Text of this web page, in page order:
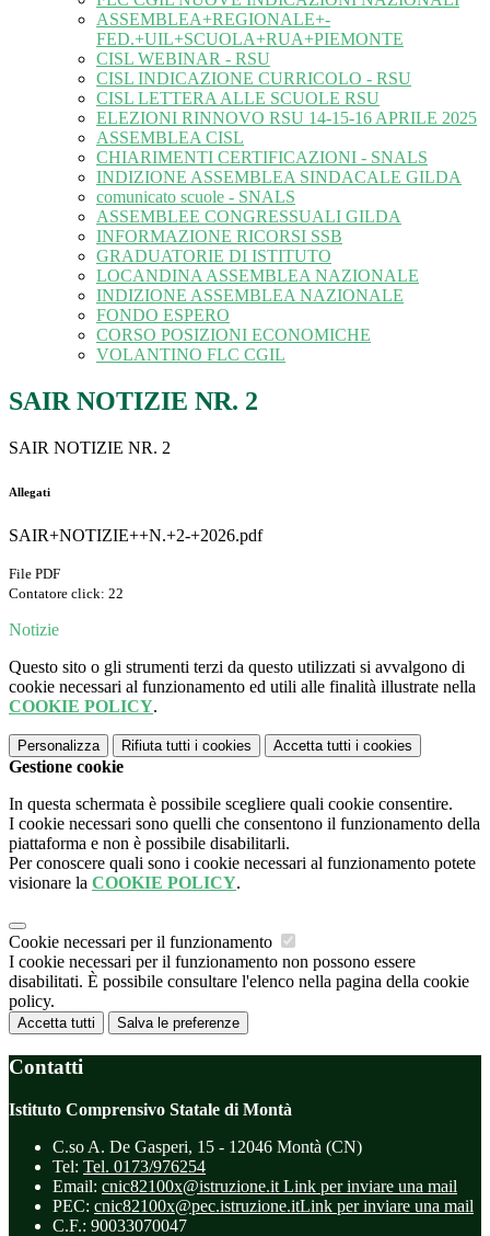
ASSEMBLEA+REGIONALE+-
FED.+UIL+SCUOLA+RUA+PIEMONTE
CISL WEBINAR - RSU
CISL INDICAZIONE CURRICOLO - RSU
CISL LETTERA ALLE SCUOLE RSU
ELEZIONI RINNOVO RSU 14-15-16 APRILE 2025
ASSEMBLEA CISL
CHIARIMENTI CERTIFICAZIONI - SNALS
INDIZIONE ASSEMBLEA SINDACALE GILDA
comunicato scuole - SNALS
ASSEMBLEE CONGRESSUALI GILDA
INFORMAZIONE RICORSI SSB
GRADUATORIE DI ISTITUTO
LOCANDINA ASSEMBLEA NAZIONALE
INDIZIONE ASSEMBLEA NAZIONALE
FONDO ESPERO
CORSO POSIZIONI ECONOMICHE
VOLANTINO FLC CGIL
SAIR NOTIZIE NR. 2
SAIR NOTIZIE NR. 2
Allegati
SAIR+NOTIZIE++N.+2-+2026.pdf
File PDF
Contatore click: 22
Notizie
Questo sito o gli strumenti terzi da questo utilizzati si avvalgono di
cookie necessari al funzionamento ed utili alle finalità illustrate nella
COOKIE POLICY.
Personalizza Rifiuta tutti i cookies Accetta tutti i cookies
Gestione cookie
In questa schermata è possibile scegliere quali cookie consentire.
I cookie necessari sono quelli che consentono il funzionamento della
piattaforma e non è possibile disabilitarli.
Per conoscere quali sono i cookie necessari al funzionamento potete
visionare la COOKIE POLICY.
Cookie necessari per il funzionamento
I cookie necessari per il funzionamento non possono essere
disabilitati. È possibile consultare l'elenco nella pagina della cookie
policy.
Accetta tutti Salva le preferenze
Contatti
Istituto Comprensivo Statale di Montà
C.so A. De Gasperi, 15 - 12046 Montà (CN)
Tel: Tel. 0173/976254
Email: cnic82100x@istruzione.it Link per inviare una mail
PEC: cnic82100x@pec.istruzione.itLink per inviare una mail
C.F.: 90033070047